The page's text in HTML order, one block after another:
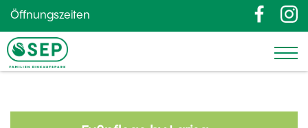
Öffnungszeiten